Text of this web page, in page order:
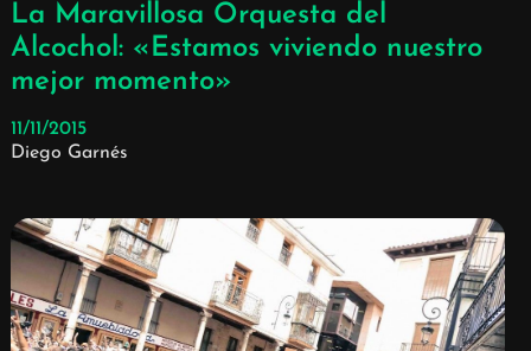
La Maravillosa Orquesta del
Alcochol: «Estamos viviendo nuestro
mejor momento»
11/11/2015
Diego Garnés